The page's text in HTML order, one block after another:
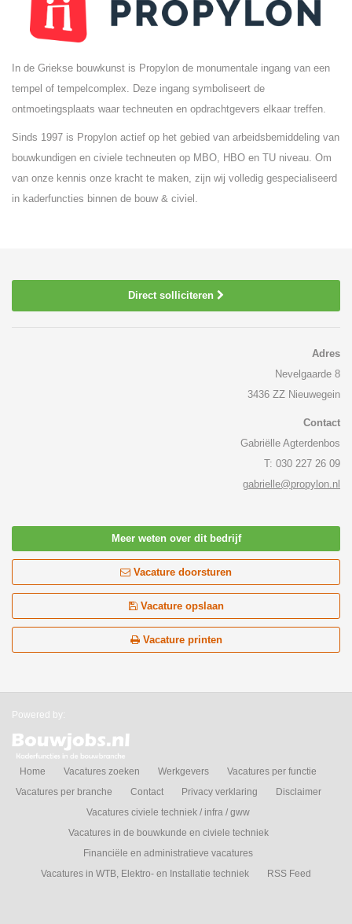
In de Griekse bouwkunst is Propylon de monumentale ingang van een
tempel of tempelcomplex. Deze ingang symboliseert de
ontmoetingsplaats waar techneuten en opdrachtgevers elkaar treffen.
Sinds 1997 is Propylon actief op het gebied van arbeidsbemiddeling van
bouwkundigen en civiele techneuten op MBO, HBO en TU niveau. Om
van onze kennis onze kracht te maken, zijn wij volledig gespecialiseerd
in kaderfuncties binnen de bouw & civiel.
Direct solliciteren
Adres
Nevelgaarde 8
3436 ZZ Nieuwegein
Contact
Gabriëlle Agterdenbos
T: 030 227 26 09
gabrielle@propylon.nl
Meer weten over dit bedrijf
Vacature doorsturen
Vacature opslaan
Vacature printen
Powered by:
Home Vacatures zoeken Werkgevers
Vacatures per functie
Vacatures per branche
Contact Privacy verklaring
Disclaimer
Vacatures civiele techniek / infra / gww
Vacatures in de bouwkunde en civiele techniek
Financiële en administratieve vacatures
Vacatures in WTB, Elektro- en Installatie techniek
RSS Feed